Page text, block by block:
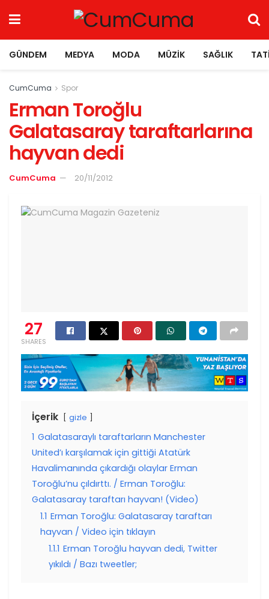
GÜNDEM MEDYA MODA MÜZIK SAĞLIK
CumCuma Spor
Erman Toroğlu
Galatasaray taraftarlarına
hayvan dedi
CumCuma 20/11/2012
27
SHARES
İçerik gizle
1 Galatasaraylı taraftarların Manchester
United’ı karşılamak için gittiği Atatürk
Havalimanında çıkardığı olaylar Erman
Toroğlu’nu çıldırttı. / Erman Toroğlu:
Galatasaray taraftarı hayvan! (Video)
1.1 Erman Toroğlu: Galatasaray taraftarı
hayvan / Video için tıklayın
1.1.1 Erman Toroğlu hayvan dedi, Twitter
yıkıldı / Bazı tweetler;